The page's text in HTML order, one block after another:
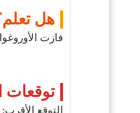
هل
فازت
توقعات
التوقع الأقرب: